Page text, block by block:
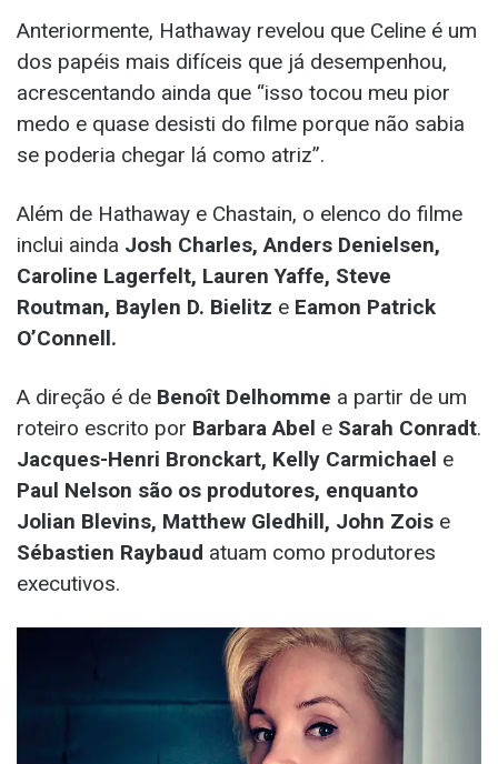
Anteriormente, Hathaway revelou que Celine é um
dos papéis mais difíceis que já desempenhou,
acrescentando ainda que “isso tocou meu pior
medo e quase desisti do filme porque não sabia
se poderia chegar lá como atriz”.
Além de Hathaway e Chastain, o elenco do filme
inclui ainda Josh Charles, Anders Denielsen,
Caroline Lagerfelt, Lauren Yaffe, Steve
Routman, Baylen D. Bielitz e Eamon Patrick
O’Connell.
A direção é de Benoît Delhomme a partir de um
roteiro escrito por Barbara Abel e Sarah Conradt.
Jacques-Henri Bronckart, Kelly Carmichael e
Paul Nelson são os produtores, enquanto
Jolian Blevins, Matthew Gledhill, John Zois e
Sébastien Raybaud atuam como produtores
executivos.